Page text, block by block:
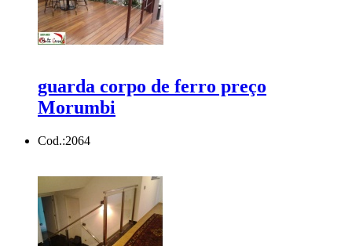
guarda corpo de ferro preço
Morumbi
Cod.:2064